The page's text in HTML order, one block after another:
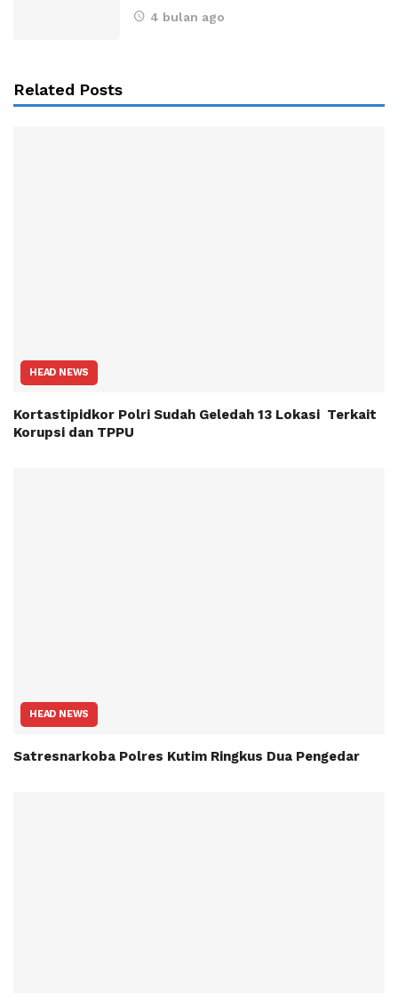
4 bulan ago
Related Posts
HEAD NEWS
Kortastipidkor Polri Sudah Geledah 13 Lokasi Terkait
Korupsi dan TPPU
HEAD NEWS
Satresnarkoba Polres Kutim Ringkus Dua Pengedar